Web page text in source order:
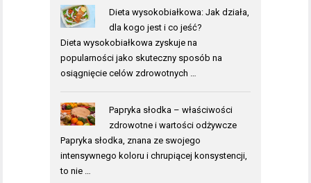
Dieta wysokobiałkowa: Jak działa,
dla kogo jest i co jeść?
Dieta wysokobiałkowa zyskuje na
popularności jako skuteczny sposób na
osiągnięcie celów zdrowotnych …
Papryka słodka – właściwości
zdrowotne i wartości odżywcze
Papryka słodka, znana ze swojego
intensywnego koloru i chrupiącej konsystencji,
to nie …